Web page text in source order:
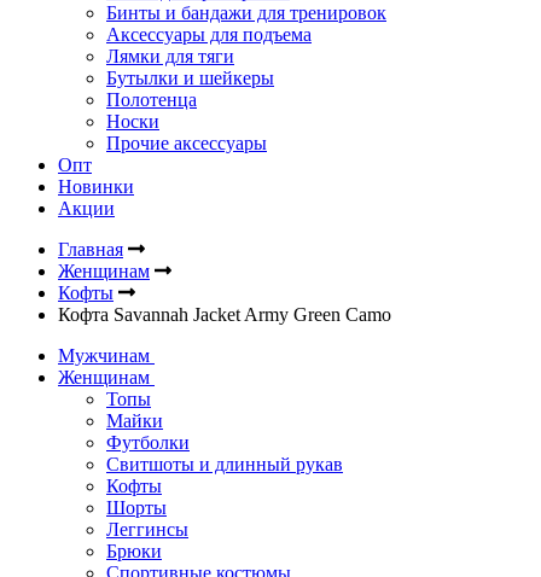
Бинты и бандажи для тренировок
Аксессуары для подъема
Лямки для тяги
Бутылки и шейкеры
Полотенца
Носки
Прочие аксессуары
Опт
Новинки
Акции
Главная
Женщинам
Кофты
Кофта Savannah Jacket Army Green Camo
Мужчинам
Женщинам
Топы
Майки
Футболки
Свитшоты и длинный рукав
Кофты
Шорты
Леггинсы
Брюки
Спортивные костюмы